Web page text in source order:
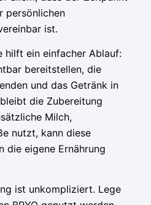
persönlichen
ist.
hilft ein einfacher Ablauf:
bereitstellen, die
und das Getränk in
die Zubereitung
Milch,
nutzt, kann diese
die eigene Ernährung
ist unkompliziert. Lege